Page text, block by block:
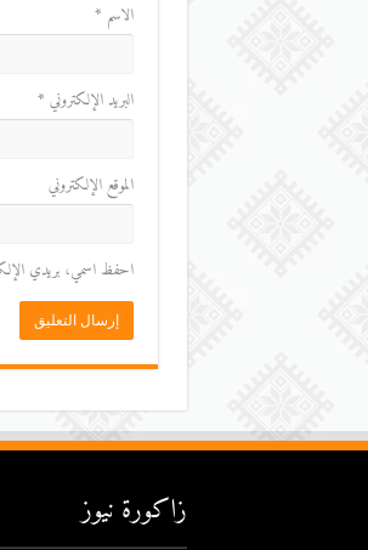
الاسم *
البريد الإلكتروني *
الموقع الإلكتروني
احفظ اسمي، بريدي
زاكورة نيوز